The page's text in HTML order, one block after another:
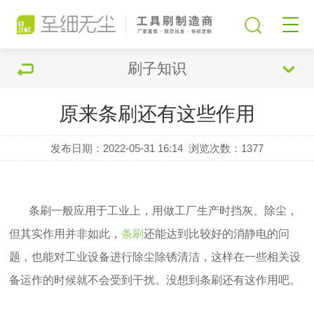
刷子知识
原来条刷还有这些作用
发布日期：2022-05-31 16:14 浏览次数： 1377
条刷一般应用于工业上，用做工厂生产时挡灰、除尘，
但其实作用并非如此，条刷还能达到比较好的消静电的问
题，也能对工业设备进行除尘除锈清洁，这样在一些相关设
备运作的时候就不会受到干扰。没想到条刷还有这作用吧。